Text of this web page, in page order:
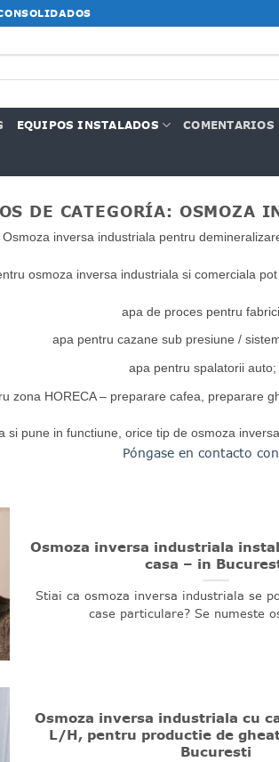
EQUIPOS INSTALADOS COMENTARIOS
DE CATEGORÍA: OSMOZA
Osmoza inversa industriala pentru
osmoza inversa industriala si comerciala
apa de proces pentru
apa pentru cazane sub presiune /
apa pentru spalatorii auto;
zona HORECA – preparare cafea, preparare
pune in functiune, orice tip de osmoza
Póngase en contacto con
Osmoza inversa industriala
casa – in
Stiai ca osmoza inversa industriala se
case particulare? Se numeste
Osmoza inversa industriala cu
L/H, pentru productie de
Bucuresti